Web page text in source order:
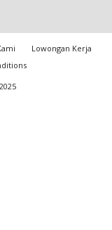
Lowongan Kerja